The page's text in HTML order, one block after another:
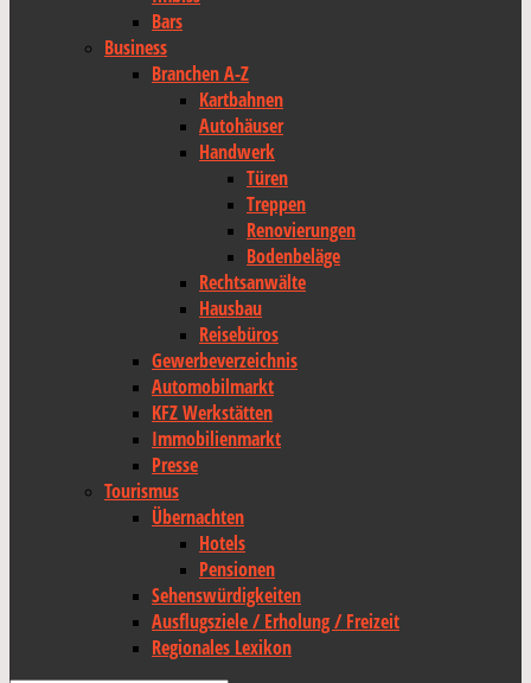
Bars
Business
Branchen A-Z
Kartbahnen
Autohäuser
Handwerk
Türen
Treppen
Renovierungen
Bodenbeläge
Rechtsanwälte
Hausbau
Reisebüros
Gewerbeverzeichnis
Automobilmarkt
KFZ Werkstätten
Immobilienmarkt
Presse
Tourismus
Übernachten
Hotels
Pensionen
Sehenswürdigkeiten
Ausflugsziele / Erholung / Freizeit
Regionales Lexikon